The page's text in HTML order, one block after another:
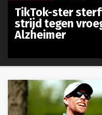
TikTok-ster
strijd tegen
Alzheimer